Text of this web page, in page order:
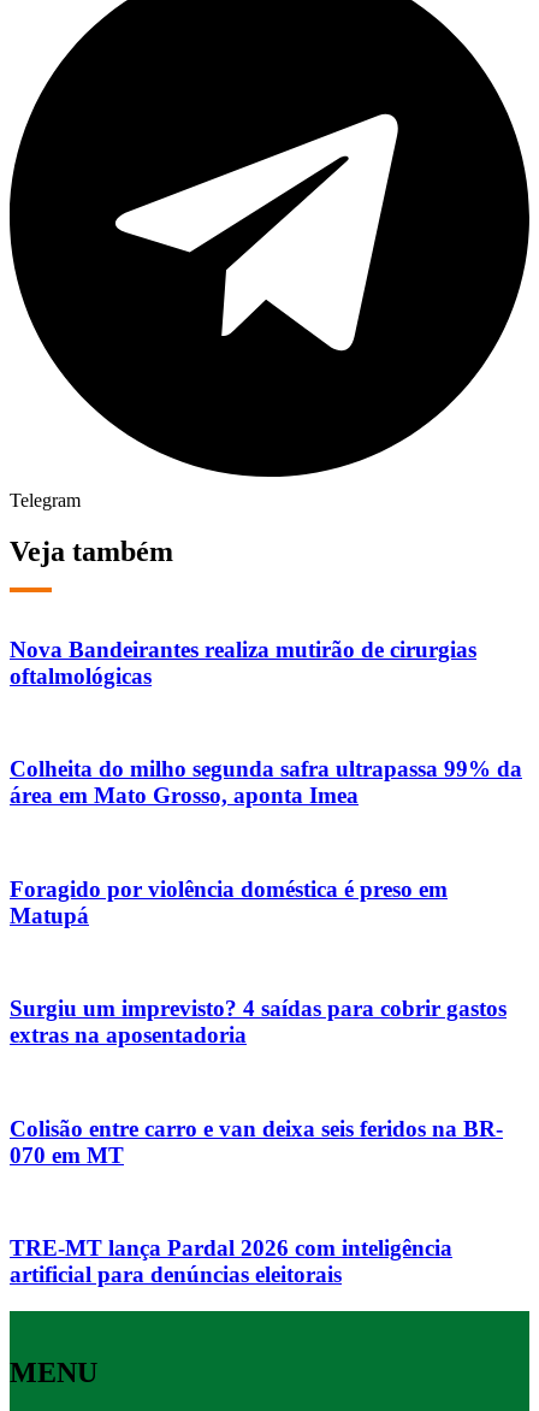
Telegram
Veja também
Nova Bandeirantes realiza mutirão de cirurgias
oftalmológicas
Colheita do milho segunda safra ultrapassa 99% da
área em Mato Grosso, aponta Imea
Foragido por violência doméstica é preso em
Matupá
Surgiu um imprevisto? 4 saídas para cobrir gastos
extras na aposentadoria
Colisão entre carro e van deixa seis feridos na BR-
070 em MT
TRE-MT lança Pardal 2026 com inteligência
artificial para denúncias eleitorais
MENU